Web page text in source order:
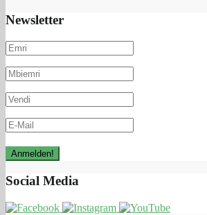
Newsletter
Social Media